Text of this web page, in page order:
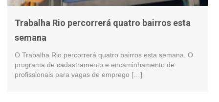
Trabalha Rio percorrerá quatro bairros esta
semana
O Trabalha Rio percorrerá quatro bairros esta semana. O
programa de cadastramento e encaminhamento de
profissionais para vagas de emprego […]